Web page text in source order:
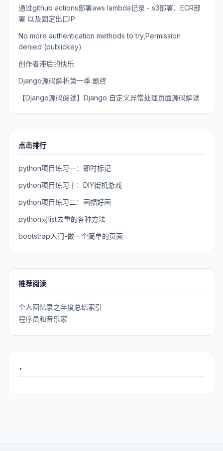
通过github actions部署aws lambda记录 - s3部署、ECR部
署 以及固定出口IP
No more authentication methods to try,Permission
denied (publickey)
创作者滞后的快乐
Django源码解析第一季 剧终
【Django源码阅读】Django 自定义异常处理页面源码解读
点击排行
python项目练习一：即时标记
python项目练习十：DIY街机游戏
python项目练习二：画幅好画
python对list去重的各种方法
bootstrap入门-做一个简单的页面
推荐阅读
个人回忆录之年度总结索引
程序员和音乐家
.